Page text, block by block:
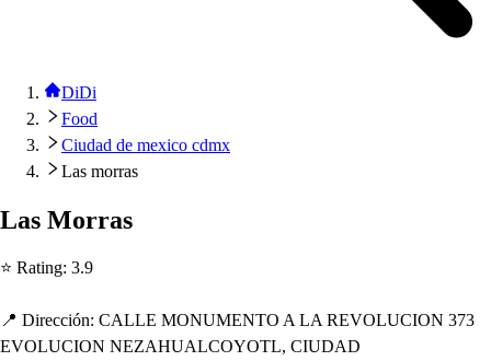
DiDi
Food
Ciudad de mexico cdmx
Las morras
Las Morras
⭐ Rating: 3.9
📍 Dirección: CALLE MONUMENTO A LA REVOLUCION 373
EVOLUCION NEZAHUALCOYOTL, CIUDAD